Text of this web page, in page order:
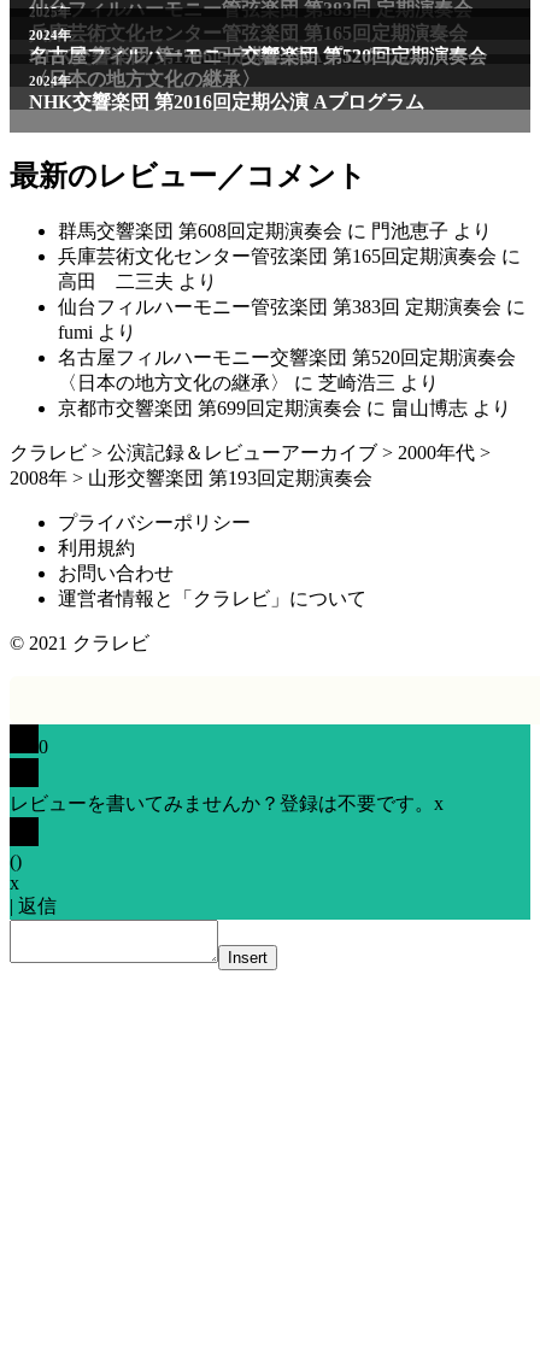
仙台フィルハーモニー管弦楽団 第383回 定期演奏会
2025年
兵庫芸術文化センター管弦楽団 第165回定期演奏会
2011年
NHK交響楽団 第1706回定期公演Aプログラム
2024年
名古屋フィルハーモニー交響楽団 第520回定期演奏会
〈日本の地方文化の継承〉
2024年
NHK交響楽団 第2016回定期公演 Aプログラム
最新のレビュー／コメント
群馬交響楽団 第608回定期演奏会 に 門池恵子 より
兵庫芸術文化センター管弦楽団 第165回定期演奏会 に
高田 二三夫 より
仙台フィルハーモニー管弦楽団 第383回 定期演奏会 に
fumi より
名古屋フィルハーモニー交響楽団 第520回定期演奏会
〈日本の地方文化の継承〉
に 芝崎浩三 より
京都市交響楽団 第699回定期演奏会 に 畠山博志 より
クラレビ > 公演記録＆レビューアーカイブ > 2000年代 >
2008年 > 山形交響楽団 第193回定期演奏会
プライバシーポリシー
利用規約
お問い合わせ
運営者情報と「クラレビ」について
© 2021 クラレビ
0
レビューを書いてみませんか？登録は不要です。 x
()
x
| 返信
Insert